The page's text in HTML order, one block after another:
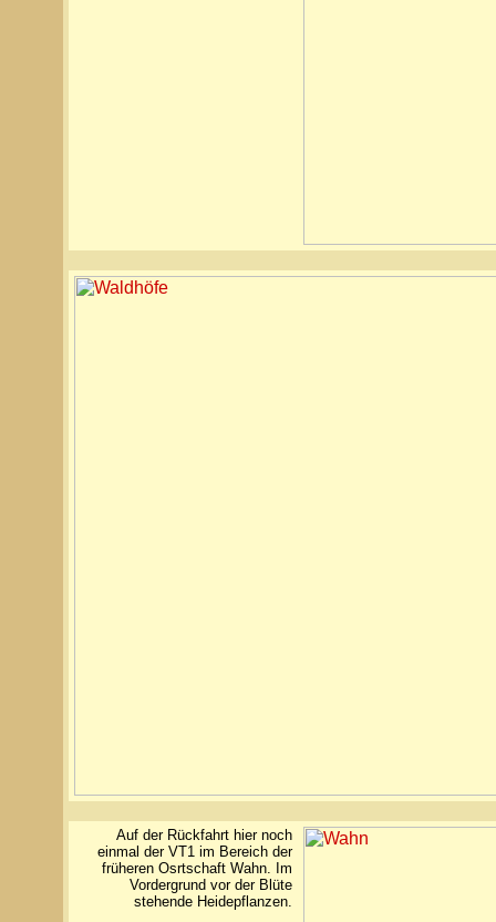
Auf der Rückfahrt hier noch
einmal der VT1 im Bereich der
früheren Osrtschaft Wahn. Im
Vordergrund vor der Blüte
stehende Heidepflanzen.